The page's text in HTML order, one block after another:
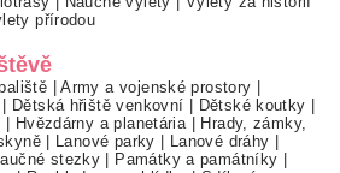
přírodou
|Army a vojenské prostory
Dětská hřiště venkovní Dětské koutky
Hvězdárny a planetária
Hrady, zámky,
| Lanové parky Lanové dráhy
stezky Památky a památníky